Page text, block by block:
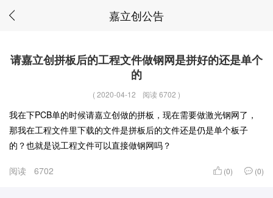
嘉立创公告
请嘉立创拼板后的工程文件做钢网是拼好的还是单个
的
(2020-04-12 阅读 6702 )
我在下PCB单的时候请嘉立创做的拼板，现在需要做激光钢网了，
那我在工程文件里下载的文件是拼板后的文件还是仍是单个板子
的？也就是说工程文件可以直接做钢网吗？
阅读 6702 (0) (0)